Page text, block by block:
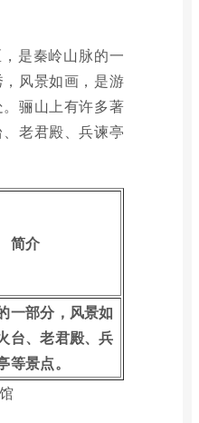
是秦岭山脉的一
风景如画，是游
骊山上有许多著
老君殿、兵谏亭
简介
一部分，风景如
台、老君殿、兵
等景点。